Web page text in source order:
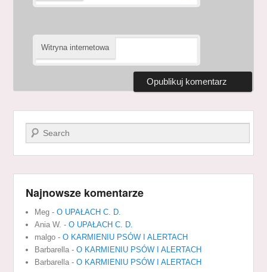
Witryna internetowa
Szukaj
Najnowsze komentarze
Meg -O UPAŁACH C. D.
Ania W. -O UPAŁACH C. D.
malgo -O KARMIENIU PSÓW I ALERTACH
Barbarella -O KARMIENIU PSÓW I ALERTACH
Barbarella -O KARMIENIU PSÓW I ALERTACH